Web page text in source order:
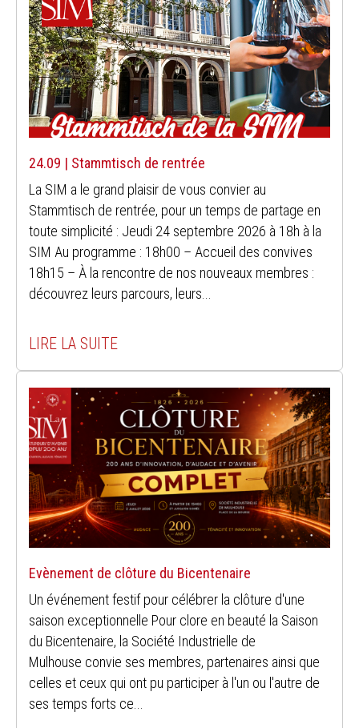
24.09 | Stammtisch de rentrée
La SIM a le grand plaisir de vous convier au
Stammtisch de rentrée, pour un temps de partage en
toute simplicité : Jeudi 24 septembre 2026 à 18h à la
SIM Au programme : 18h00 – Accueil des convives
18h15 – À la rencontre de nos nouveaux membres :
découvrez leurs parcours, leurs...
LIRE LA SUITE
Evènement de clôture du Bicentenaire
Un événement festif pour célébrer la clôture d'une
saison exceptionnelle Pour clore en beauté la Saison
du Bicentenaire, la Société Industrielle de
Mulhouse convie ses membres, partenaires ainsi que
celles et ceux qui ont pu participer à l'un ou l'autre de
ses temps forts ce...